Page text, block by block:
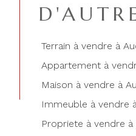
Terrain à vendre à
Appartement à
Maison à vendre à
Immeuble à vendre
Propriete à vendre à